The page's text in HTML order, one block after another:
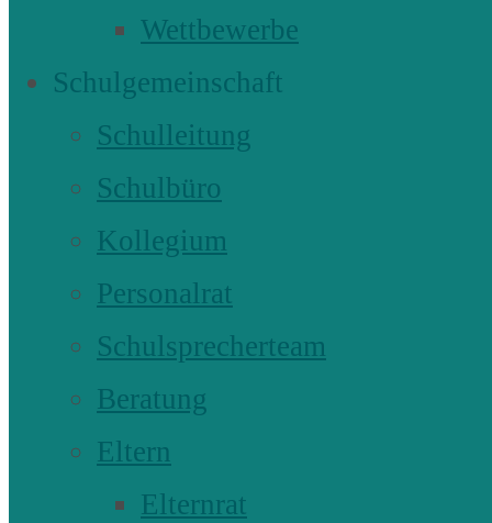
Wettbewerbe
Schulgemeinschaft
Schulleitung
Schulbüro
Kollegium
Personalrat
Schulsprecherteam
Beratung
Eltern
Elternrat